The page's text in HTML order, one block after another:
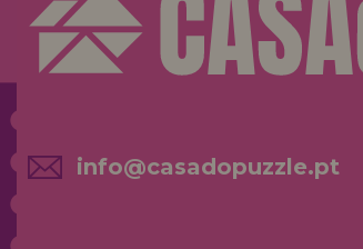
info@casadopuzzle.pt